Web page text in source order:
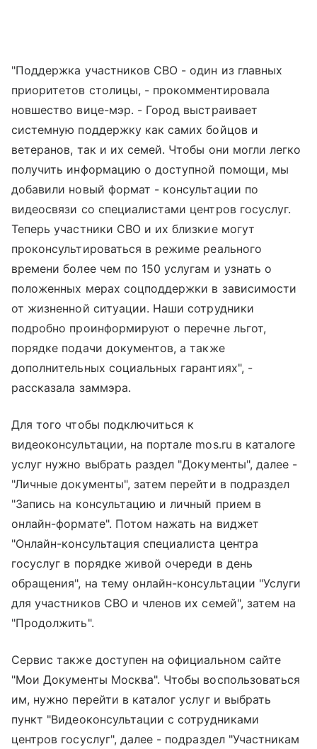
"Поддержка участников СВО - один из главных
приоритетов столицы, - прокомментировала
новшество вице-мэр. - Город выстраивает
системную поддержку как самих бойцов и
ветеранов, так и их семей. Чтобы они могли легко
получить информацию о доступной помощи, мы
добавили новый формат - консультации по
видеосвязи со специалистами центров госуслуг.
Теперь участники СВО и их близкие могут
проконсультироваться в режиме реального
времени более чем по 150 услугам и узнать о
положенных мерах соцподдержки в зависимости
от жизненной ситуации. Наши сотрудники
подробно проинформируют о перечне льгот,
порядке подачи документов, а также
дополнительных социальных гарантиях", -
рассказала заммэра.
Для того чтобы подключиться к
видеоконсультации, на портале mos.ru в каталоге
услуг нужно выбрать раздел "Документы", далее -
"Личные документы", затем перейти в подраздел
"Запись на консультацию и личный прием в
онлайн-формате". Потом нажать на виджет
"Онлайн-консультация специалиста центра
госуслуг в порядке живой очереди в день
обращения", на тему онлайн-консультации "Услуги
для участников СВО и членов их семей", затем на
"Продолжить".
Сервис также доступен на официальном сайте
"Мои Документы Москва". Чтобы воспользоваться
им, нужно перейти в каталог услуг и выбрать
пункт "Видеоконсультации с сотрудниками
центров госуслуг", далее - подраздел "Участникам